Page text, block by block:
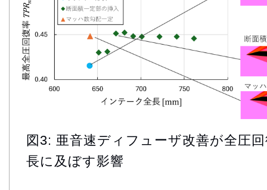
図3: 亜音速ディフューザ改善が全圧
長に及ぼす影響